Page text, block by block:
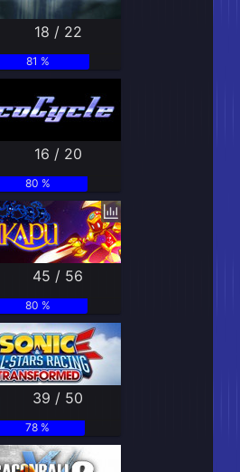
18 / 22
81 %
16 / 20
80 %
45 / 56
80 %
39 / 50
78 %